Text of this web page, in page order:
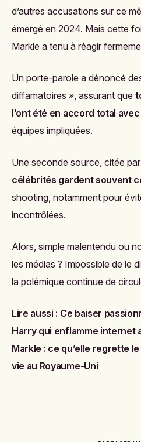
d’autres accusations sur ce
émergé en 2024. Mais cette
Markle a tenu à réagir
Un porte-parole a dénoncé
diffamatoires », assurant que
l’ont été en accord total
équipes impliquées.
Une seconde source, citée
célébrités gardent souvent
shooting, notamment pour
incontrôlées.
Alors, simple malentendu ou
les médias ? Impossible de le
la polémique continue de
Lire aussi : Ce baiser
Harry qui enflamme internet
Markle : ce qu’elle regrette
vie au Royaume-Uni